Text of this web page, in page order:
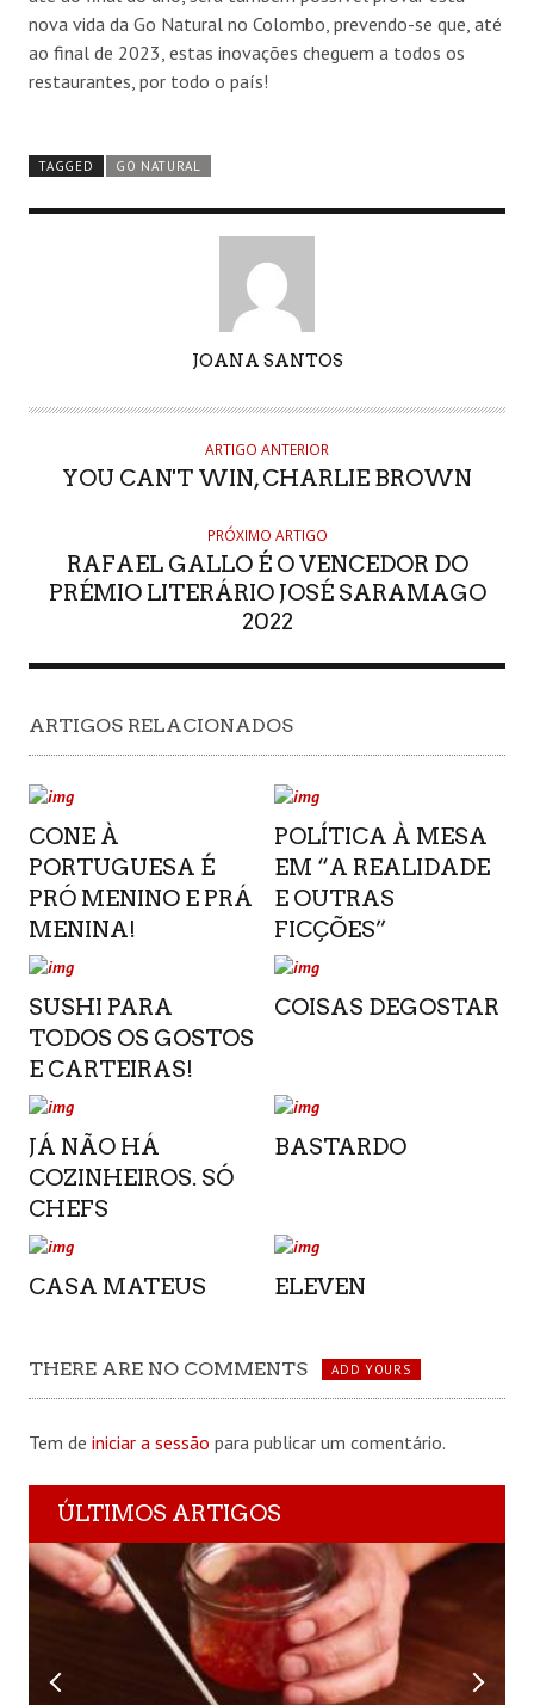
nova vida da Go Natural no Colombo, prevendo-se que, até
ao final de 2023, estas inovações cheguem a todos os
restaurantes, por todo o país!
TAGGED GO NATURAL
JOANA SANTOS
ARTIGO ANTERIOR
YOU CAN'T WIN, CHARLIE BROWN
PRÓXIMO ARTIGO
RAFAEL GALLO É O VENCEDOR DO
PRÉMIO LITERÁRIO JOSÉ SARAMAGO
2022
ARTIGOS RELACIONADOS
CONE À
PORTUGUESA É
PRÓ MENINO E PRÁ
MENINA!
POLÍTICA À MESA
EM “A REALIDADE
E OUTRAS
FICÇÕES”
SUSHI PARA
TODOS OS GOSTOS
E CARTEIRAS!
COISAS DEGOSTAR
JÁ NÃO HÁ
COZINHEIROS. SÓ
CHEFS
BASTARDO
CASA MATEUS ELEVEN
THERE ARE NO COMMENTS ADD YOURS
Tem de iniciar a sessão para publicar um comentário.
ÚLTIMOS ARTIGOS